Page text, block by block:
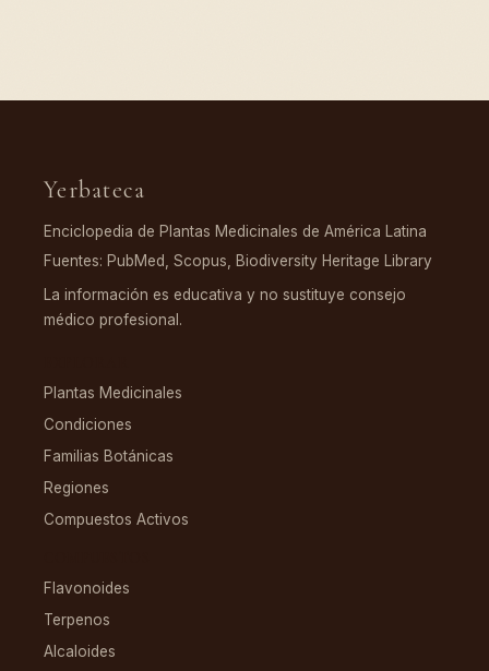
Yerbateca
Enciclopedia de Plantas Medicinales de América Latina
Fuentes: PubMed, Scopus, Biodiversity Heritage Library
La información es educativa y no sustituye consejo
médico profesional.
Plantas Medicinales
Condiciones
Familias Botánicas
Regiones
Compuestos Activos
Flavonoides
Terpenos
Alcaloides